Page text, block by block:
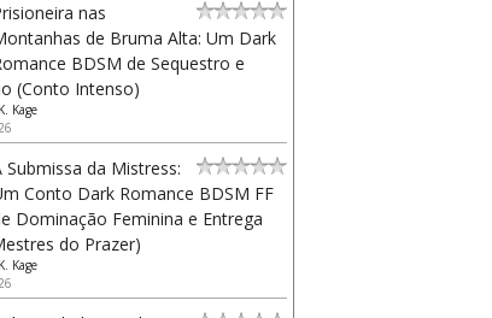
nas
de Bruma Alta: Um Dark
BDSM de Sequestro e
(Conto Intenso)
Kage
Submissa da Mistress:
Conto Dark Romance BDSM FF
Dominação Feminina e Entrega
do Prazer)
Kage